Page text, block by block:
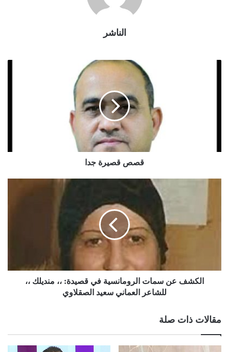
الناشر
قصص قصيرة جدا
الكشف عن سمات الرومانسية في قصيدة: ،، منديلك ،،
للشاعر العماني سعيد الصقلاوي
مقالات ذات صلة